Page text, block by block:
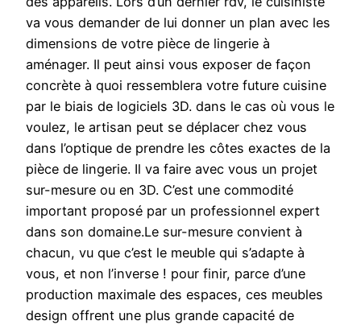
va vous demander de lui donner un plan avec les
dimensions de votre pièce de lingerie à
aménager. Il peut ainsi vous exposer de façon
concrète à quoi ressemblera votre future cuisine
par le biais de logiciels 3D. dans le cas où vous le
voulez, le artisan peut se déplacer chez vous
dans l’optique de prendre les côtes exactes de la
pièce de lingerie. Il va faire avec vous un projet
sur-mesure ou en 3D. C’est une commodité
important proposé par un professionnel expert
dans son domaine.Le sur-mesure convient à
chacun, vu que c’est le meuble qui s’adapte à
vous, et non l’inverse ! pour finir, parce d’une
production maximale des espaces, ces meubles
design offrent une plus grande capacité de